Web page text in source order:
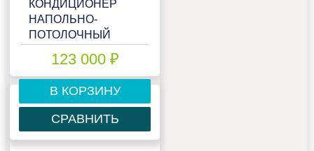
КОНДИЦИОНЕР
НАПОЛЬНО-
ПОТОЛОЧНЫЙ
FDE40ZMX-S
123 000 ₽
В КОРЗИНУ
СРАВНИТЬ